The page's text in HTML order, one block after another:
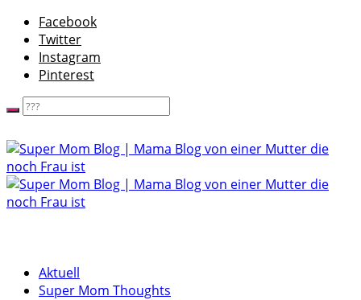
Facebook
Twitter
Instagram
Pinterest
Aktuell
Super Mom Thoughts